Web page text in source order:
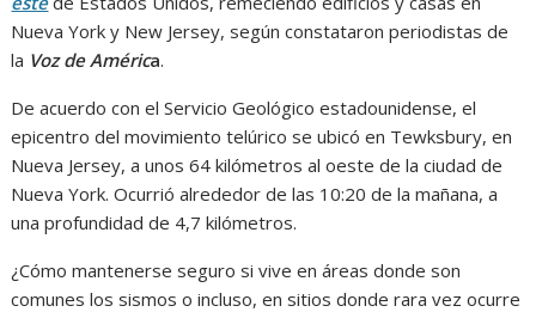
Nueva York y New Jersey, según constataron periodistas de
la Voz de América.
De acuerdo con el Servicio Geológico estadounidense, el
epicentro del movimiento telúrico se ubicó en Tewksbury, en
Nueva Jersey, a unos 64 kilómetros al oeste de la ciudad de
Nueva York. Ocurrió alrededor de las 10:20 de la mañana, a
una profundidad de 4,7 kilómetros.
¿Cómo mantenerse seguro si vive en áreas donde son
comunes los sismos o incluso, en sitios donde rara vez ocurre